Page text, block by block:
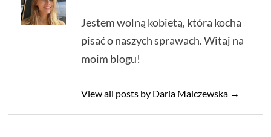
Jestem wolną kobietą, która kocha
pisać o naszych sprawach. Witaj na
moim blogu!
View all posts by Daria Malczewska →